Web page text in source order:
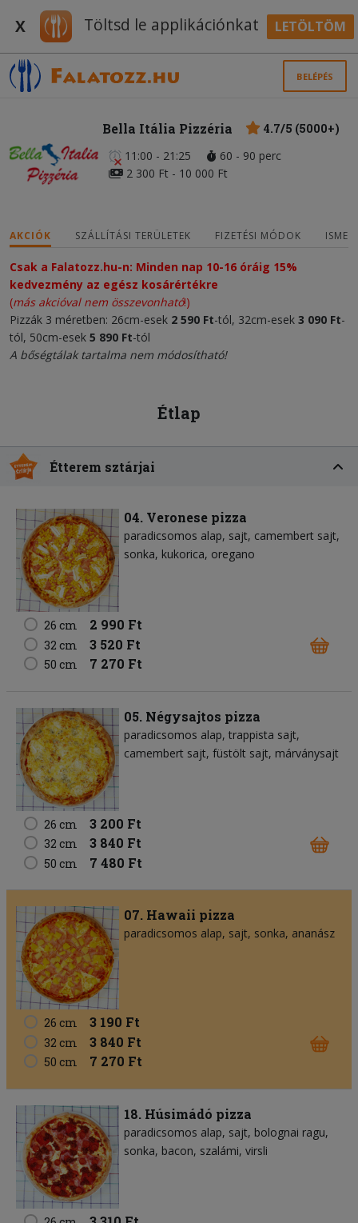
X Töltsd le applikációnkat LETÖLTÖM
BELÉPÉS
Bella Itália Pizzéria
4.7/5 (5000+)
11:00 - 21:25
60 - 90 perc
2 300 Ft - 10 000 Ft
AKCIÓK SZÁLLÍTÁSI TERÜLETEK FIZETÉSI MÓDOK
Csak a Falatozz.hu-n: Minden nap 10-16 óráig 15%
kedvezmény az egész kosárértékre
(más akcióval nem összevonható!)
Pizzák 3 méretben: 26cm-esek 2 590 Ft-tól, 32cm-esek 3 090 Ft-
tól, 50cm-esek 5 890 Ft-tól
A bőségtálak tartalma nem módosítható!
Étlap
Étterem sztárjai
04. Veronese pizza
paradicsomos alap sajt camembert sajt
sonka kukorica oregano
26 cm 2 990 Ft
32 cm 3 520 Ft
50 cm 7 270 Ft
05. Négysajtos pizza
paradicsomos alap trappista sajt
camembert sajt füstölt sajt márványsajt
26 cm 3 200 Ft
32 cm 3 840 Ft
50 cm 7 480 Ft
07. Hawaii pizza
paradicsomos alap sajt sonka ananász
26 cm 3 190 Ft
32 cm 3 840 Ft
50 cm 7 270 Ft
18. Húsimádó pizza
paradicsomos alap sajt bolognai ragu
sonka bacon szalámi virsli